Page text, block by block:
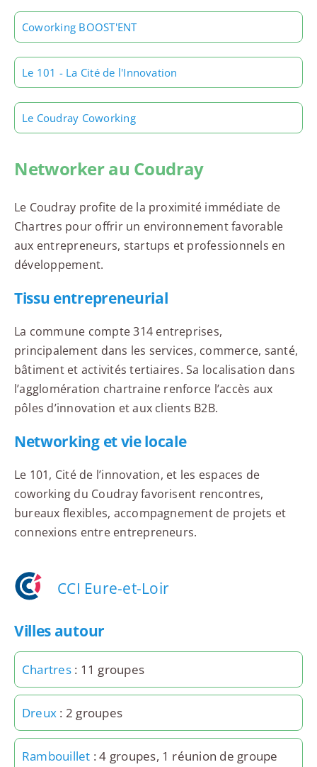
Coworking BOOST'ENT
Le 101 - La Cité de l'Innovation
Le Coudray Coworking
Networker au Coudray
Le Coudray profite de la proximité immédiate de
Chartres pour offrir un environnement favorable
aux entrepreneurs, startups et professionnels en
développement.
Tissu entrepreneurial
La commune compte 314 entreprises,
principalement dans les services, commerce, santé,
bâtiment et activités tertiaires. Sa localisation dans
l’agglomération chartraine renforce l’accès aux
pôles d’innovation et aux clients B2B.
Networking et vie locale
Le 101, Cité de l’innovation, et les espaces de
coworking du Coudray favorisent rencontres,
bureaux flexibles, accompagnement de projets et
connexions entre entrepreneurs.
CCI Eure-et-Loir
Villes autour
Chartres: 11 groupes
Dreux : 2 groupes
Rambouillet : 4 groupes, 1 réunion de groupe